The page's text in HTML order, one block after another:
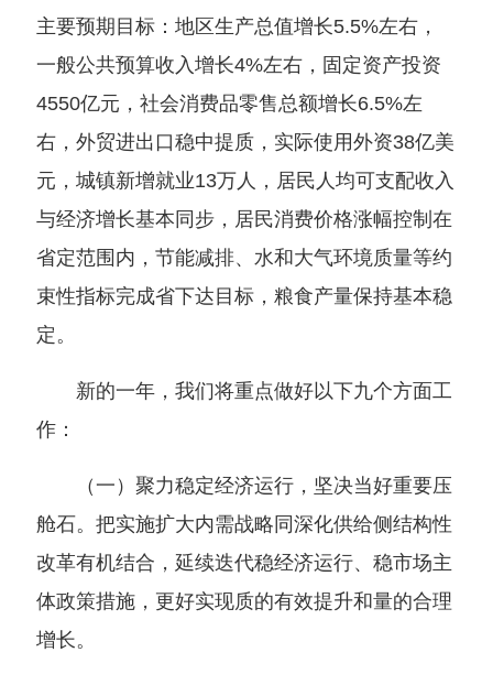
主要预期目标：地区生产总值增长5.5%左右，
一般公共预算收入增长4%左右，固定资产投资
4550亿元，社会消费品零售总额增长6.5%左
右，外贸进出口稳中提质，实际使用外资38亿美
元，城镇新增就业13万人，居民人均可支配收入
与经济增长基本同步，居民消费价格涨幅控制在
省定范围内，节能减排、水和大气环境质量等约
束性指标完成省下达目标，粮食产量保持基本稳
定。
新的一年，我们将重点做好以下九个方面工
作：
（一）聚力稳定经济运行，坚决当好重要压
舱石。把实施扩大内需战略同深化供给侧结构性
改革有机结合，延续迭代稳经济运行、稳市场主
体政策措施，更好实现质的有效提升和量的合理
增长。